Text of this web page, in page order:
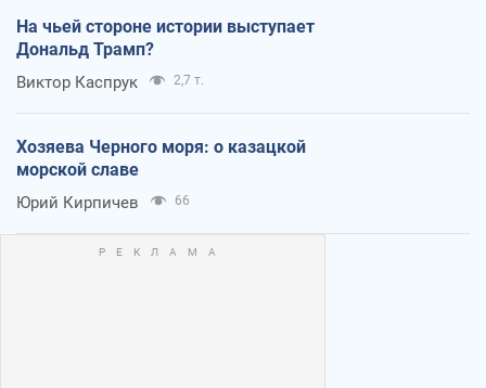
На чьей стороне истории выступает
Дональд Трамп?
Виктор Каспрук 2,7 т.
Хозяева Черного моря: о казацкой
морской славе
Юрий Кирпичев 66